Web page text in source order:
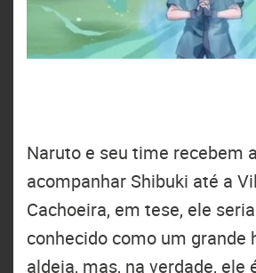
Naruto e seu time recebem
acompanhar Shibuki até a
Cachoeira, em tese, ele
conhecido como um grande
aldeia, mas, na verdade, ele